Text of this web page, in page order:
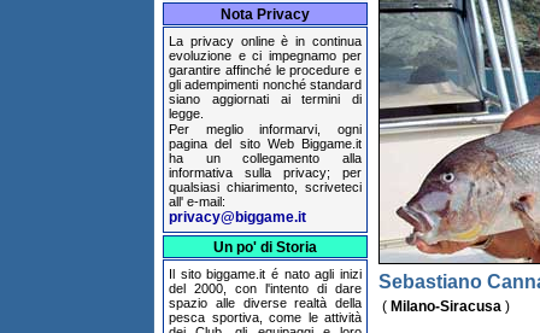
Nota Privacy
La privacy online è in continua
evoluzione e ci impegnamo per
garantire affinché le procedure e
gli adempimenti nonché standard
siano aggiornati ai termini di
legge.
Per meglio informarvi, ogni
pagina del sito Web Biggame.it
ha un collegamento alla
informativa sulla privacy; per
qualsiasi chiarimento, scriveteci
all' e-mail:
privacy@biggame.it
Un po' di Storia
Il sito biggame.it é nato agli inizi
del 2000, con l'intento di dare
spazio alle diverse realtà della
pesca sportiva, come le attività
Sebastiano
( Milano-Siracusa )